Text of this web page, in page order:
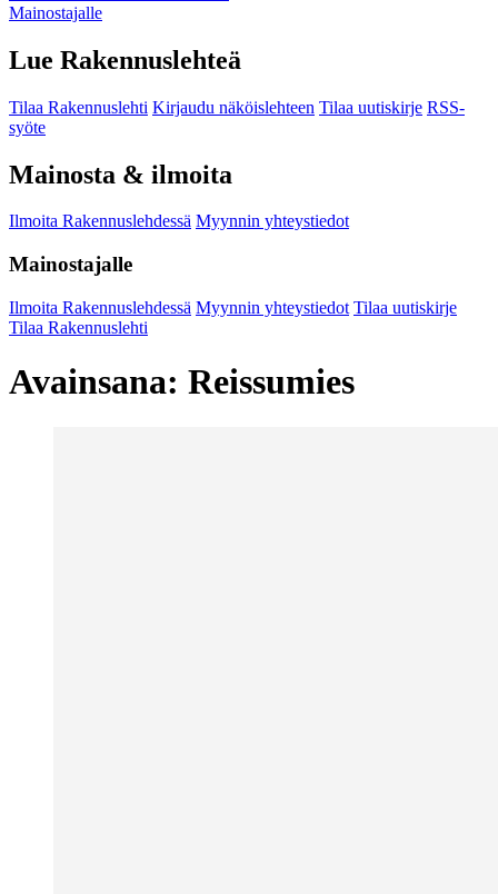
Mainostajalle
Lue Rakennuslehteä
Tilaa Rakennuslehti Kirjaudu näköislehteen Tilaa uutiskirje RSS-
syöte
Mainosta & ilmoita
Ilmoita Rakennuslehdessä Myynnin yhteystiedot
Mainostajalle
Ilmoita Rakennuslehdessä Myynnin yhteystiedot Tilaa uutiskirje
Tilaa Rakennuslehti
Avainsana: Reissumies